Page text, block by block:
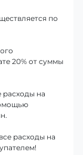
по
20% от суммы
расходы на
расходы на